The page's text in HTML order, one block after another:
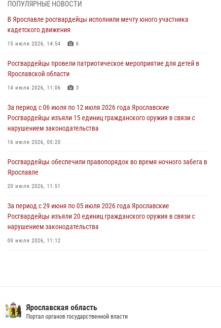
03 августа 2026, 07:24
Ярославские росгвардейцы за прошедшую неделю совершили
более 300 выездов по сигналам «тревога»
03 августа 2026, 07:09
Росгвардейцы оказали помощь беременной женщине во время
празднования Дня ВДВ в Ярославле
03 августа 2026, 06:20
За период с 20 июля по 26 июля 2026 года Ярославские
Росгвардейцы изъяли 41 единицу гражданского оружия в связи с
нарушением законодательства
30 июля 2026, 11:51
В региональном управлении Росгвардии состоялся молебен,
приуроченный к празднику Крещения Руси
28 июля 2026, 14:56
ПОПУЛЯРНЫЕ НОВОСТИ
В Ярославле росгвардейцы исполнили мечту юного участника
кадетского движения
15 июля 2026, 14:54 6
Росгвардейцы провели патриотическое мероприятие для детей в
Ярославской области
14 июля 2026, 11:06 3
За период с 06 июля по 12 июля 2026 года Ярославские
Росгвардейцы изъяли 15 единиц гражданского оружия в связи с
нарушением законодательства
16 июля 2026, 05:20
Росгвардейцы обеспечили правопорядок во время ночного забега в
Ярославле
20 июля 2026, 11:51
За период с 29 июня по 05 июля 2026 года Ярославские
Росгвардейцы изъяли 20 единиц гражданского оружия в связи с
нарушением законодательства
09 июля 2026, 11:12
Центральный округ Росгвардии отмечает 105-летие
15 июля 2026, 11:06
Ярославская область
Портал органов государственной власти